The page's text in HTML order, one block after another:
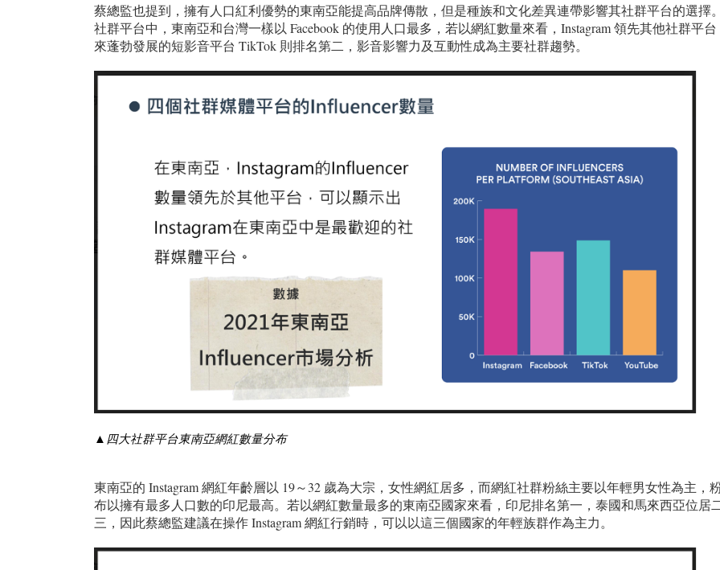
蔡總監也提到，擁有人口紅利優勢的東南亞能提高品牌傳散，但是種族和文化差異連帶影響其社群平台的選擇
社群平台中，東南亞和台灣一樣以 Facebook 的使用人口最多，若以網紅數量來看，Instagram 領先其他社群平
來蓬勃發展的短影音平台 TikTok 則排名第二，影音影響力及互動性成為主要社群趨勢。
▲四大社群平台東南亞網紅數量分布
東南亞的 Instagram 網紅年齡層以 19～32 歲為大宗，女性網紅居多，而網紅社群粉絲主要以年輕男女性為主，
布以擁有最多人口數的印尼最高。若以網紅數量最多的東南亞國家來看，印尼排名第一，泰國和馬來西亞位居二
三，因此蔡總監建議在操作 Instagram 網紅行銷時，可以以這三個國家的年輕族群作為主力。